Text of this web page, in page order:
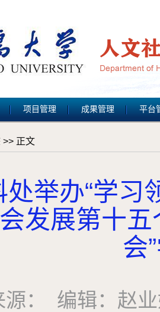
项目管理 成果管理 平台
>> 正文
处举办“学习
发展第十
会
源： 编辑：赵